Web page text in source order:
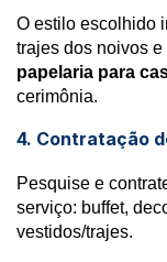
O estilo escolhido
trajes dos noivos e
papelaria para
cerimônia.
4. Contratação
Pesquise e
serviço: buffet,
vestidos/trajes.